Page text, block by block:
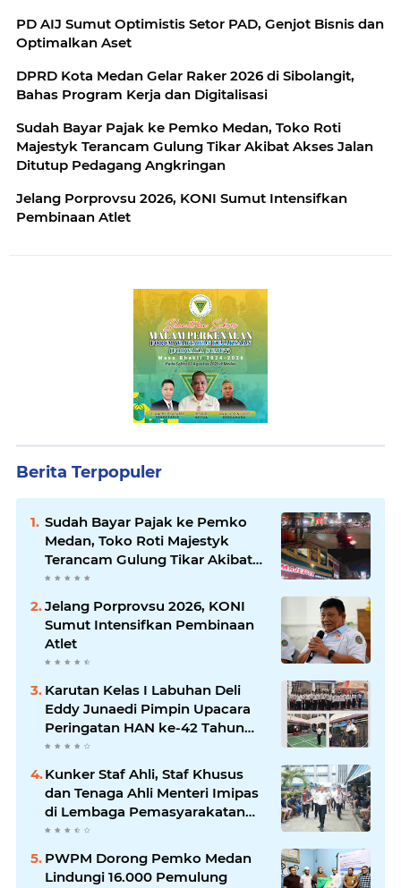
PD AIJ Sumut Optimistis Setor PAD, Genjot Bisnis dan
Optimalkan Aset
DPRD Kota Medan Gelar Raker 2026 di Sibolangit,
Bahas Program Kerja dan Digitalisasi
Sudah Bayar Pajak ke Pemko Medan, Toko Roti
Majestyk Terancam Gulung Tikar Akibat Akses Jalan
Ditutup Pedagang Angkringan
Jelang Porprovsu 2026, KONI Sumut Intensifkan
Pembinaan Atlet
Berita Terpopuler
Sudah Bayar Pajak ke Pemko
Medan, Toko Roti Majestyk
Terancam Gulung Tikar Akibat
Akses Jalan Ditutup Pedagang
Jelang Porprovsu 2026, KONI
Sumut Intensifkan Pembinaan
Atlet
Karutan Kelas I Labuhan Deli
Eddy Junaedi Pimpin Upacara
Peringatan HAN ke-42 Tahun
2026
Kunker Staf Ahli, Staf Khusus
dan Tenaga Ahli Menteri Imipas
di Lembaga Pemasyarakatan
Kelas I Medan: Pelayanan Prima
PWPM Dorong Pemko Medan
Lindungi 16.000 Pemulung